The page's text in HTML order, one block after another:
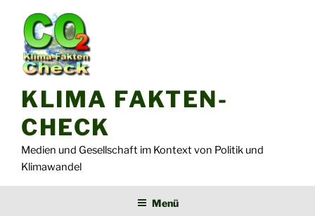
Inhalt
springen
KLIMA FAKTEN-
CHECK
Medien und Gesellschaft im Kontext von Politik und
Klimawandel
Menü